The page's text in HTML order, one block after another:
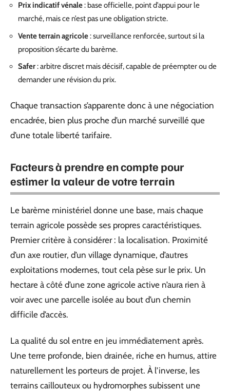
Prix indicatif vénale: base officielle, point d’appui pour le
marché, mais ce n’est pas une obligation stricte.
Vente terrain agricole: surveillance renforcée, surtout si la
proposition s’écarte du barème.
Safer: arbitre discret mais décisif, capable de préempter ou de
demander une révision du prix.
Chaque transaction s’apparente donc à une négociation
encadrée, bien plus proche d’un marché surveillé que
d’une totale liberté tarifaire.
Facteurs à prendre en compte pour
estimer la valeur de votre terrain
Le barème ministériel donne une base, mais chaque
terrain agricole possède ses propres caractéristiques.
Premier critère à considérer : la localisation. Proximité
d’un axe routier, d’un village dynamique, d’autres
exploitations modernes, tout cela pèse sur le prix. Un
hectare à côté d’une zone agricole active n’aura rien à
voir avec une parcelle isolée au bout d’un chemin
difficile d’accès.
La qualité du sol entre en jeu immédiatement après.
Une terre profonde, bien drainée, riche en humus, attire
naturellement les porteurs de projet. À l’inverse, les
terrains caillouteux ou hydromorphes subissent une